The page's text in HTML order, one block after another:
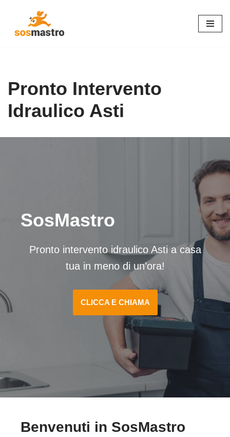
Pronto Intervento
Idraulico Asti
SosMastro
Pronto intervento idraulico Asti a casa
tua in meno di un’ora!
CLICCA E CHIAMA
Benvenuti in SosMastro